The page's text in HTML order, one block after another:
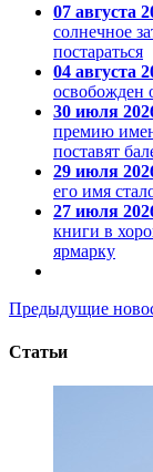
07 августа
солнечное
постараться
04 августа
освобожден
30 июля
премию
поставят
29 июля
его имя
27 июля
книги в
ярмарку
Предыдущие
Статьи